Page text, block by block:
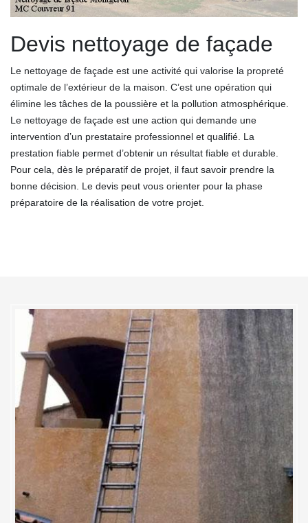
Devis nettoyage de façade
Le nettoyage de façade est une activité qui valorise la propreté
optimale de l’extérieur de la maison. C’est une opération qui
élimine les tâches de la poussière et la pollution atmosphérique.
Le nettoyage de façade est une action qui demande une
intervention d’un prestataire professionnel et qualifié. La
prestation fiable permet d’obtenir un résultat fiable et durable.
Pour cela, dès le préparatif de projet, il faut savoir prendre la
bonne décision. Le devis peut vous orienter pour la phase
préparatoire de la réalisation de votre projet.